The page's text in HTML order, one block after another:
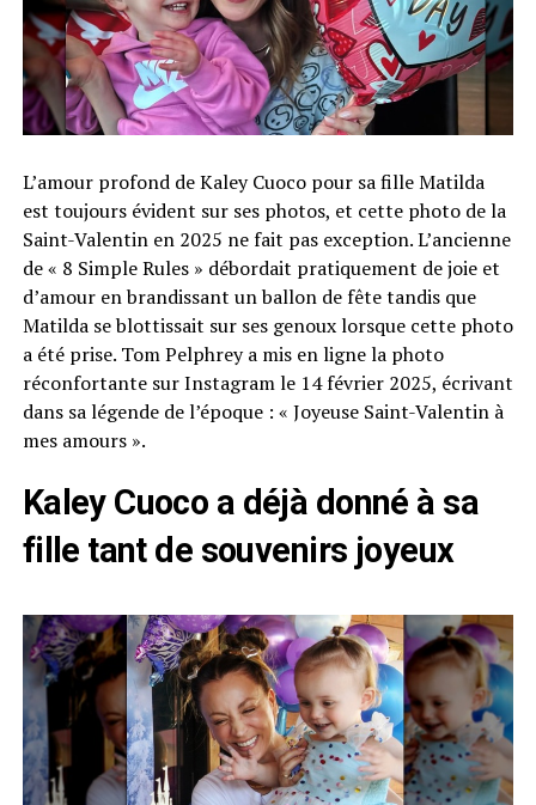
L’amour profond de Kaley Cuoco pour sa fille Matilda
est toujours évident sur ses photos, et cette photo de la
Saint-Valentin en 2025 ne fait pas exception. L’ancienne
de « 8 Simple Rules » débordait pratiquement de joie et
d’amour en brandissant un ballon de fête tandis que
Matilda se blottissait sur ses genoux lorsque cette photo
a été prise. Tom Pelphrey a mis en ligne la photo
réconfortante sur Instagram le 14 février 2025, écrivant
dans sa légende de l’époque : « Joyeuse Saint-Valentin à
mes amours ».
Kaley Cuoco a déjà donné à sa
fille tant de souvenirs joyeux